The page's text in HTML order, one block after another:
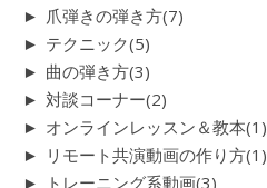
► 爪弾きの弾き方(7)
► テクニック(5)
► 曲の弾き方(3)
► 対談コーナー(2)
► オンラインレッスン＆教本(1)
► リモート共演動画の作り方(1)
►
トレーニング系動画(3)